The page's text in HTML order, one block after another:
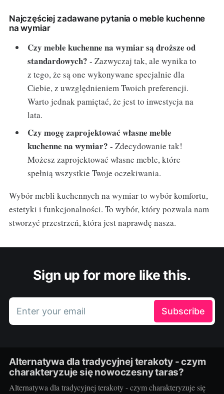
Najczęściej zadawane pytania o meble kuchenne
na wymiar
Czy meble kuchenne na wymiar są droższe od
standardowych? - Zazwyczaj tak, ale wynika to
z tego, że są one wykonywane specjalnie dla
Ciebie, z uwzględnieniem Twoich preferencji.
Warto jednak pamiętać, że jest to inwestycja na
lata.
Czy mogę zaprojektować własne meble
kuchenne na wymiar? - Zdecydowanie tak!
Możesz zaprojektować własne meble, które
spełnią wszystkie Twoje oczekiwania.
Wybór mebli kuchennych na wymiar to wybór komfortu,
estetyki i funkcjonalności. To wybór, który pozwala nam
stworzyć przestrzeń, która jest naprawdę nasza.
Sign up for more like this.
Enter your email Subscribe
Alternatywa dla tradycyjnej terakoty - czym
charakteryzuje się nowoczesny taras?
Alternatywa dla tradycyjnej terakoty - czym charakteryzuje się